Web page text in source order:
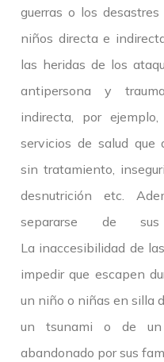
guerras o los
niños directa e
las heridas de los
antipersona y
indirecta, por
servicios de salud que
sin tratamiento,
desnutrición etc.
separarse de
La inaccesibilidad de
impedir que escapen
un niño o niñas en silla
un tsunami o de
abandonado por sus